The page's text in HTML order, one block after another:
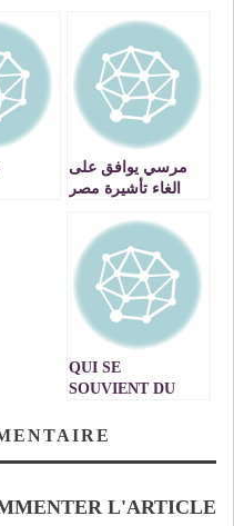
مرسي يوافق على
الغاء تأشيرة مصر
العربي
QUI SE
SOUVIENT DU
SIDI YAHYA?
L'ARTICLE